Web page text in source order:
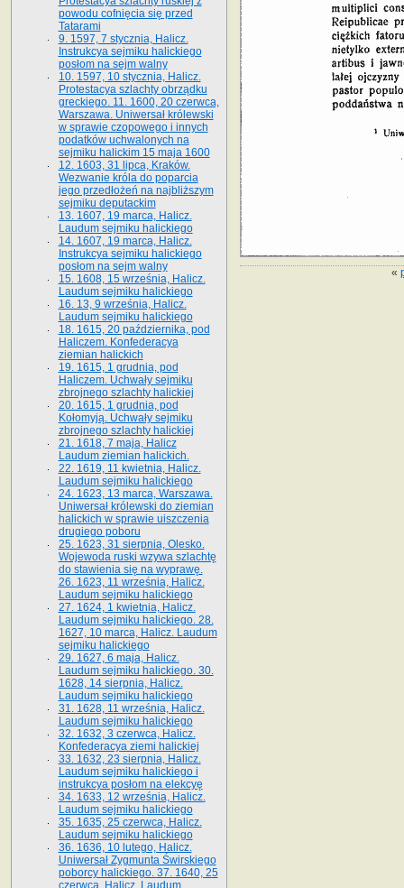
«
powodu cofnięcia się przed
Tatarami
9. 1597, 7 stycznia, Halicz.
Instrukcya sejmiku halickiego
posłom na sejm walny
10. 1597, 10 stycznia, Halicz.
Protestacya szlachty obrządku
greckiego. 11. 1600, 20 czerwca,
Warszawa. Uniwersał królewski
w sprawie czopowego i innych
podatków uchwalonych na
sejmiku halickim 15 maja 1600
12. 1603, 31 lipca, Kraków.
Wezwanie króla do poparcia
jego przedłożeń na najbliższym
sejmiku deputackim
13. 1607, 19 marca, Halicz.
Laudum sejmiku halickiego
14. 1607, 19 marca, Halicz.
Instrukcya sejmiku halickiego
posłom na sejm walny
15. 1608, 15 września, Halicz.
Laudum sejmiku halickiego
16. 13, 9 września, Halicz.
Laudum sejmiku halickiego
18. 1615, 20 października, pod
Haliczem. Konfederacya
ziemian halickich
19. 1615, 1 grudnia, pod
Haliczem. Uchwały sejmiku
zbrojnego szlachty halickiej
20. 1615, 1 grudnia, pod
Kołomyją. Uchwały sejmiku
zbrojnego szlachty halickiej
21. 1618, 7 maja, Halicz
Laudum ziemian halickich.
22. 1619, 11 kwietnia, Halicz.
Laudum sejmiku halickiego
24. 1623, 13 marca, Warszawa.
Uniwersał królewski do ziemian
halickich w sprawie uiszczenia
drugiego poboru
25. 1623, 31 sierpnia, Olesko.
Wojewoda ruski wzywa szlachtę
do stawienia się na wyprawę.
26. 1623, 11 września, Halicz.
Laudum sejmiku halickiego
27. 1624, 1 kwietnia, Halicz.
Laudum sejmiku halickiego. 28.
1627, 10 marca, Halicz. Laudum
sejmiku halickiego
29. 1627, 6 maja, Halicz.
Laudum sejmiku halickiego. 30.
1628, 14 sierpnia, Halicz.
Laudum sejmiku halickiego
31. 1628, 11 września, Halicz.
Laudum sejmiku halickiego
32. 1632, 3 czerwca, Halicz.
Konfederacya ziemi halickiej
33. 1632, 23 sierpnia, Halicz.
Laudum sejmiku halickiego i
instrukcya posłom na elekcyę
34. 1633, 12 września, Halicz.
Laudum sejmiku halickiego
35. 1635, 25 czerwca, Halicz.
Laudum sejmiku halickiego
36. 1636, 10 lutego, Halicz.
Uniwersał Zygmunta Świrskiego
poborcy halickiego. 37. 1640, 25
czerwca, Halicz. Laudum